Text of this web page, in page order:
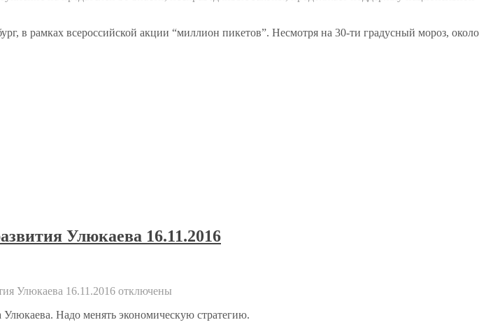
в рамках всероссийской акции “миллион пикетов”. Несмотря на 30-ти градусный мороз, около
Улюкаева 16.11.2016
Улюкаева 16.11.2016 отключены
Надо менять экономическую стратегию.